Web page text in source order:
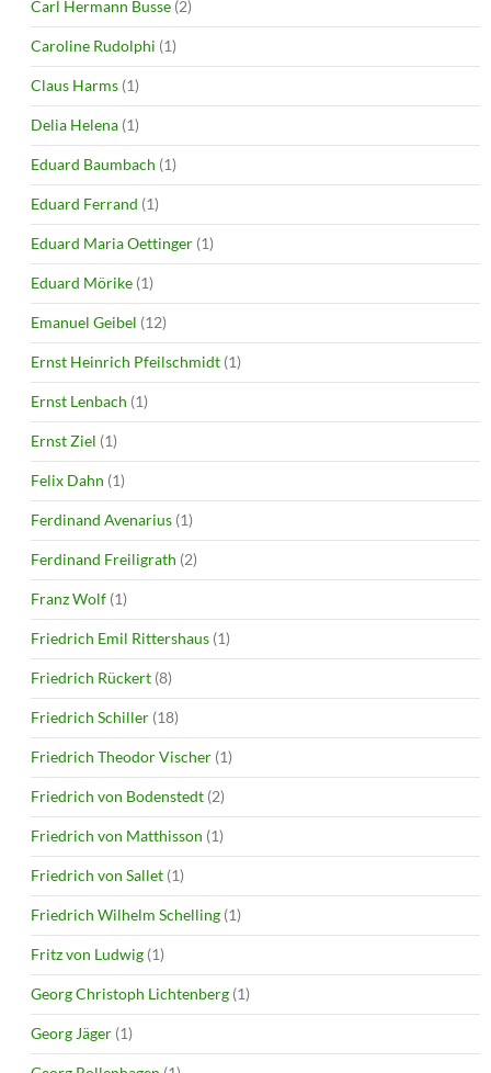
Carl Hermann Busse (2)
Caroline Rudolphi (1)
Claus Harms (1)
Delia Helena (1)
Eduard Baumbach (1)
Eduard Ferrand (1)
Eduard Maria Oettinger (1)
Eduard Mörike (1)
Emanuel Geibel (12)
Ernst Heinrich Pfeilschmidt (1)
Ernst Lenbach (1)
Ernst Ziel (1)
Felix Dahn (1)
Ferdinand Avenarius (1)
Ferdinand Freiligrath (2)
Franz Wolf (1)
Friedrich Emil Rittershaus (1)
Friedrich Rückert (8)
Friedrich Schiller (18)
Friedrich Theodor Vischer (1)
Friedrich von Bodenstedt (2)
Friedrich von Matthisson (1)
Friedrich von Sallet (1)
Friedrich Wilhelm Schelling (1)
Fritz von Ludwig (1)
Georg Christoph Lichtenberg (1)
Georg Jäger (1)